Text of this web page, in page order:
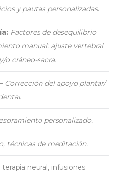
y pautas personalizadas.
Factores de desequilibrio
manual: ajuste vertebral
o cráneo-sacra.
Corrección del apoyo plantar/
personalizado.
técnicas de meditación.
terapia neural, infusiones